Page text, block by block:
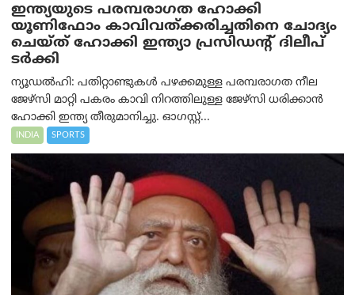
ഇന്ത്യയുടെ പരമ്പരാഗത ഹോക്കി
യൂണിഫോം കാവിവത്ക്കരിച്ചതിനെ ചോദ്യം
ചെയ്ത് ഹോക്കി ഇന്ത്യാ പ്രസിഡന്റ് ദിലീപ്
ടര്‍ക്കി
ന്യൂഡൽഹി: പതിറ്റാണ്ടുകൾ പഴക്കമുള്ള പരമ്പരാഗത നീല
ജേഴ്‌സി മാറ്റി പകരം കാവി നിറത്തിലുള്ള ജേഴ്‌സി ധരിക്കാൻ
ഹോക്കി ഇന്ത്യ തീരുമാനിച്ചു. ഓഗസ്റ്റ്...
INDIA SPORTS